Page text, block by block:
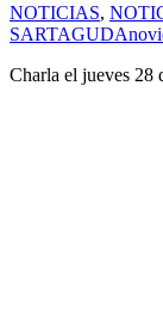
NOTICIAS,
SARTAGUDA
Charla el jueves 28